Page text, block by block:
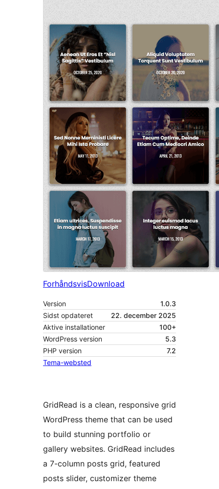
ForhåndsvisDownload
Version
1.0.3
Sidst opdateret
22. december 2025
Aktive installationer
100+
WordPress version
5.3
PHP version
7.2
Tema-websted
GridRead is a clean, responsive grid
WordPress theme that can be used
to build stunning portfolio or
gallery websites. GridRead includes
a 7-column posts grid, featured
posts slider, customizer theme